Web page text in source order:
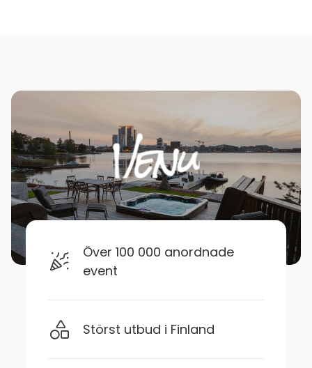
Över 100 000 anordnade
event
Störst utbud i Finland